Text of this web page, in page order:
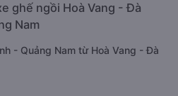
ghế ngồi Hoà Vang - Đà
Nam
- Quảng Nam từ Hoà Vang - Đà